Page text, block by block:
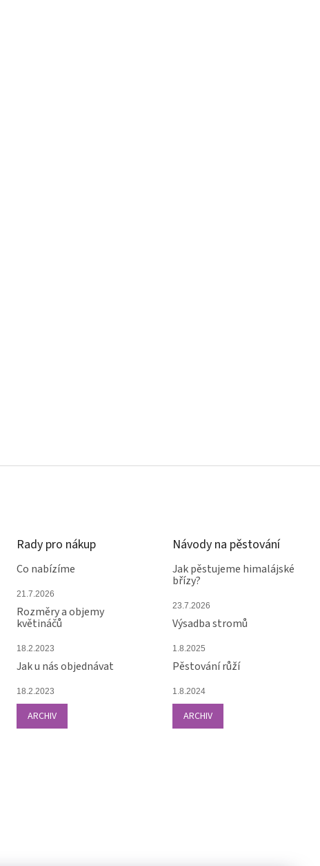
Rady pro nákup
Co nabízíme
21.7.2026
Rozměry a objemy
květináčů
18.2.2023
Jak u nás objednávat
18.2.2023
ARCHIV
Návody na pěstování
Jak pěstujeme himalájské
břízy?
23.7.2026
Výsadba stromů
1.8.2025
Pěstování růží
1.8.2024
ARCHIV